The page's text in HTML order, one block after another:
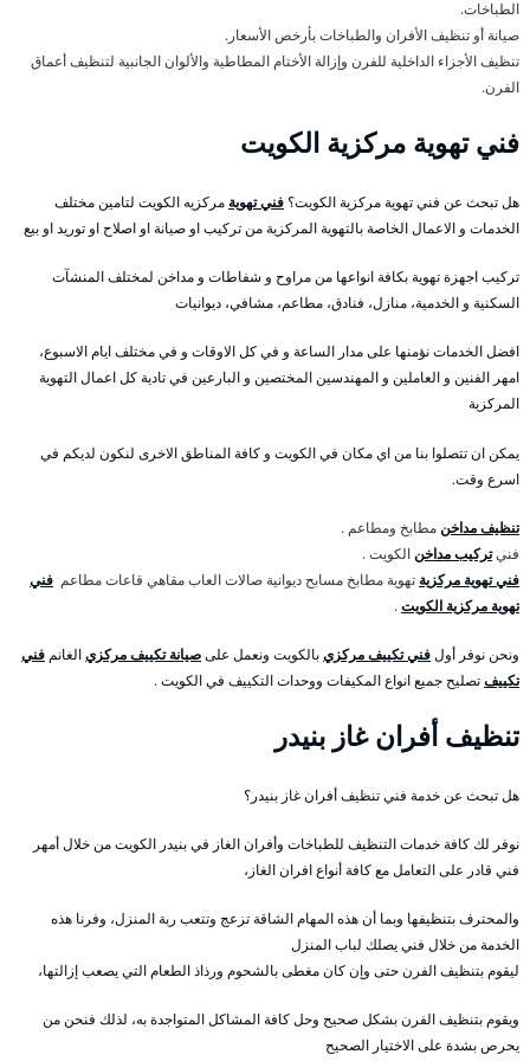
الطباخات.
صيانة أو تنظيف الأفران والطباخات بأرخص الأسعار.
تنظيف الأجزاء الداخلية للفرن وإزالة الأختام المطاطية والألوان الجانبية لتنظيف أعماق
الفرن.
فني تهوية مركزية الكويت
هل تبحث عن فني تهوية مركزية الكويت؟ فني تهوية مركزيه الكويت لتامين مختلف
الخدمات و الاعمال الخاصة بالتهوية المركزية من تركيب او صيانة او اصلاح او توريد او بيع
تركيب اجهزة تهوية بكافة انواعها من مراوح و شفاطات و مداخن لمختلف المنشآت
السكنية و الخدمية، منازل، فنادق، مطاعم، مشافي، ديوانيات
افضل الخدمات نؤمنها على مدار الساعة و في كل الاوقات و في مختلف ايام الاسبوع،
امهر الفنين و العاملين و المهندسين المختصين و البارعين في تادية كل اعمال التهوية
المركزية
يمكن ان تتصلوا بنا من اي مكان في الكويت و كافة المناطق الاخرى لنكون لديكم في
اسرع وقت.
تنظيف مداخنمطابخ ومطاعم .
فنيتركيب مداخنالكويت .
فني تهوية مركزية تهوية مطابخ مسابح ديوانية صالات العاب مقاهي قاعات مطاعم فني
تهوية مركزية الكويت.
ونحن نوفر أولفني تكييف مركزيبالكويت ونعمل علىصيانة تكييف مركزيالغانم فني
تكييفتصليح جميع انواع المكيفات ووحدات التكييف في الكويت .
تنظيف أفران غاز بنيدر
هل تبحث عن خدمة فني تنظيف أفران غاز بنيدر؟
نوفر لك كافة خدمات التنظيف للطباخات وأفران الغاز في بنيدر الكويت من خلال أمهر
فني قادر على التعامل مع كافة أنواع افران الغاز،
والمحترف بتنظيفها وبما أن هذه المهام الشاقة تزعج وتتعب ربة المنزل، وفرنا هذه
الخدمة من خلال فني يصلك لباب المنزل
ليقوم بتنظيف الفرن حتى وإن كان مغطى بالشحوم ورذاذ الطعام التي يصعب إزالتها،
ويقوم بتنظيف الفرن بشكل صحيح وحل كافة المشاكل المتواجدة به، لذلك فنحن من
يحرص بشدة على الاختيار الصحيح